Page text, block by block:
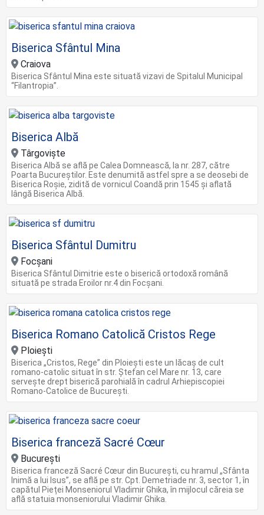
Biserica Sfântul Mina
Craiova
Biserica Sfântul Mina este situată vizavi de Spitalul Municipal
“Filantropia”.
Biserica Albă
Târgoviște
Biserica Albă se află pe Calea Domnească, la nr. 287, către
Poarta Bucureştilor. Este denumită astfel spre a se deosebi de
Biserica Roşie, zidită de vornicul Coandă prin 1545 şi aflată
lângă Biserica Albă.
Biserica Sfântul Dumitru
Focșani
Biserica Sfântul Dimitrie este o biserică ortodoxă română
situată pe strada Eroilor nr.4 din Focșani.
Biserica Romano Catolică Cristos Rege
Ploiești
Biserica „Cristos, Rege” din Ploiești este un lăcaș de cult
romano-catolic situat în str. Ștefan cel Mare nr. 13, care
servește drept biserică parohială în cadrul Arhiepiscopiei
Romano-Catolice de București.
Biserica franceză Sacré Cœur
București
Biserica franceză Sacré Cœur din București, cu hramul „Sfânta
Inimă a lui Isus”, se află pe str. Cpt. Demetriade nr. 3, sector 1, în
capătul Pieței Monseniorul Vladimir Ghika, în mijlocul căreia se
află statuia monseniorului Vladimir Ghika.